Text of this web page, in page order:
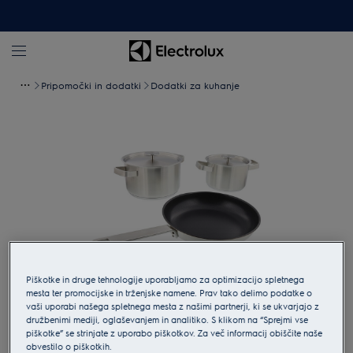
Pripomočki in dodatki Dodatki za kuhanje
Tapnite za povečavo
Piškotke in druge tehnologije uporabljamo za optimizacijo spletnega
mesta ter promocijske in trženjske namene. Prav tako delimo podatke o
vaši uporabi našega spletnega mesta z našimi partnerji, ki se ukvarjajo z
družbenimi mediji, oglaševanjem in analitiko. S klikom na “Sprejmi vse
piškotke” se strinjate z uporabo piškotkov. Za več informacij obiščite naše
obvestilo o piškotkih.